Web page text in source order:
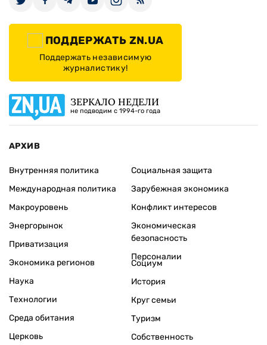
ПОДДЕРЖАТЬ ZN.UA
Поддержать независимую
журналистику!
ЗЕРКАЛО НЕДЕЛИ
не подводим с 1994-го года
АРХИВ
Внутренняя политика
Международная политика
Макроуровень
Энергорынок
Приватизация
Экономика регионов
Социальная защита
Зарубежная экономика
Конфликт интересов
Экономическая
безопасность
Персоналии
Наука
Технологии
Среда обитания
Церковь
Социум
История
Круг семьи
Туризм
Собственность